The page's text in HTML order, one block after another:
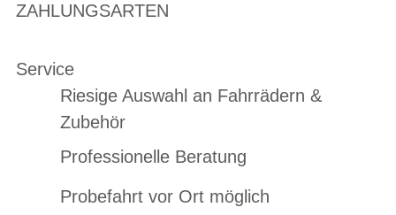
ZAHLUNGSARTEN
Service
Riesige Auswahl an Fahrrädern &
Zubehör
Professionelle Beratung
Probefahrt vor Ort möglich